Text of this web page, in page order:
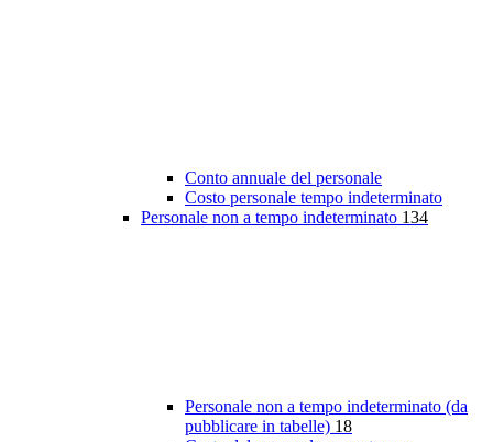
Conto annuale del personale
Costo personale tempo indeterminato
Personale non a tempo indeterminato 134
Personale non a tempo indeterminato (da
pubblicare in tabelle) 18